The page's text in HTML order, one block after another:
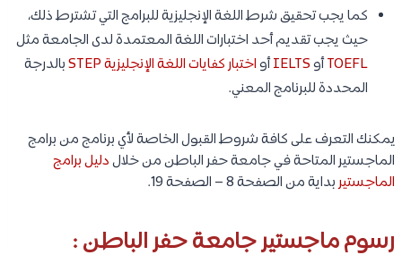
كما يجب تحقيق شرط اللغة الإنجليزية للبرامج التي تشترط ذلك،
حيث يجب تقديم أحد اختبارات اللغة المعتمدة لدى الجامعة مثل
TOEFLأوIELTSأواختبار كفايات اللغة الإنجليزية STEP
بالدرجة
المحددة للبرنامج المعني.
يمكنك التعرف على كافة شروط القبول الخاصة لأي برنامج من برامج
الماجستير المتاحة في جامعة حفر الباطن من خلالدليل برامج
الماجستيربداية من الصفحة 8 – الصفحة 19.
رسوم ماجستير جامعة حفر الباطن :